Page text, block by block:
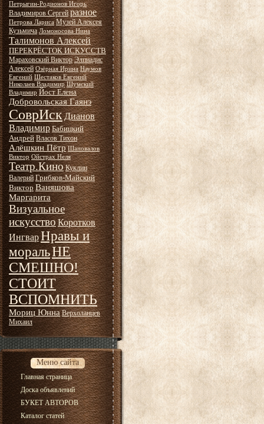
Петрыгин-Родионов Игорь
Владимиров Сергей разное
Петрова Лариса Музей Алексея
Кузьмича Ломоносова Нина
Талимонов Алексей
ПЕРЕКРЁСТОК ИСКУССТВ
Мараховский Виктор Элпиадис
Алексей Озёрная Ирина Наумов
Евгений Шестаков Евгений
Николаев Владимир Шумский
Владимир Йост Елена
Добровольская Гаянэ
СоврИскДианов
Владимир Бабицкий
Андрей Власов Тихон
Алёшкин Пётр Шаповалов
Виктор Ойстрах Неля
Театр.Кино Куклин
Валерий Грибков-Майский
Виктор Ваняшова
Маргарита
Визуальное
искусствоКоротков
ИнгварНравы и
моральНЕ
СМЕШНО!
СТОИТ
ВСПОМНИТЬ
Мориц Юнна Верхоланцев
Михаил
Меню сайта
Главная страница
Доска объявлений
БУКЕТ АВТОРОВ
Каталог статей